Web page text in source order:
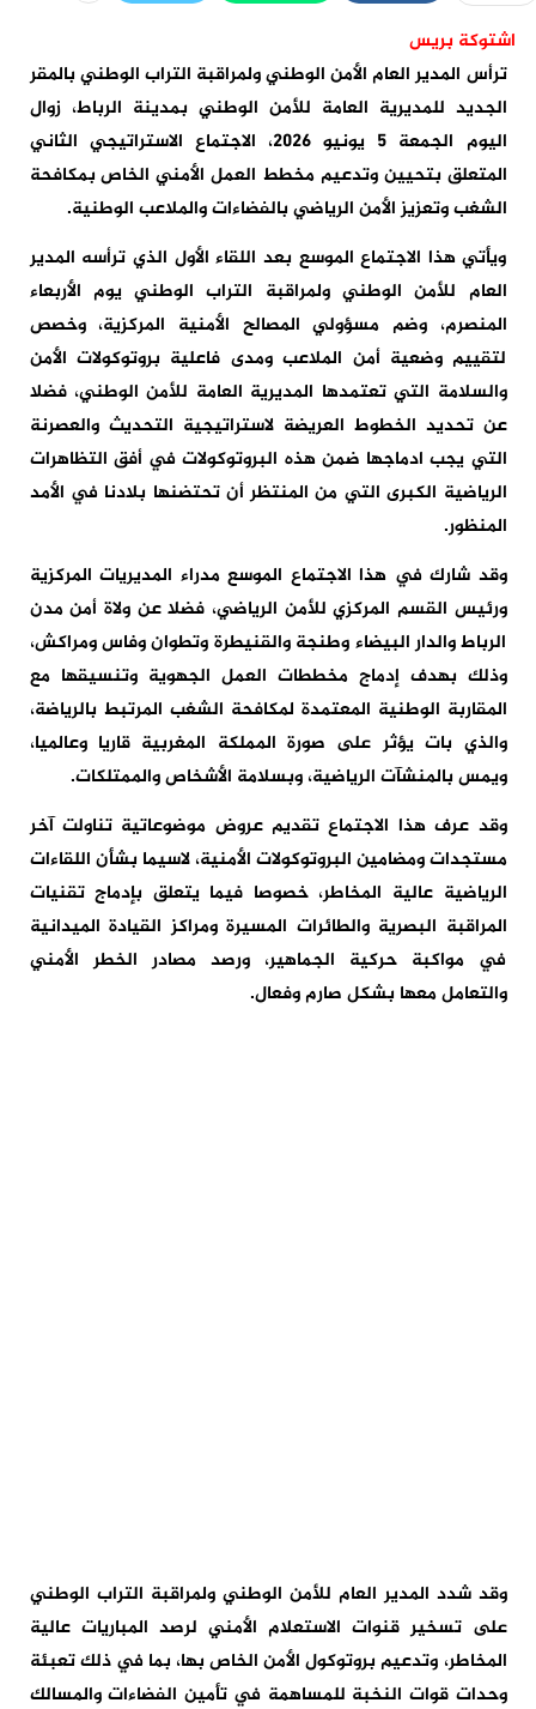
اشتوكة بريس
ترأس المدير العام الأمن الوطني ولمراقبة التراب الوطني بالمقر
الجديد للمديرية العامة للأمن الوطني بمدينة الرباط، زوال
اليوم الجمعة 5 يونيو 2026، الاجتماع الاستراتيجي الثاني
المتعلق بتحيين وتدعيم مخطط العمل الأمني الخاص بمكافحة
الشغب وتعزيز الأمن الرياضي بالفضاءات والملاعب الوطنية.
ويأتي هذا الاجتماع الموسع بعد اللقاء الأول الذي ترأسه المدير
العام للأمن الوطني ولمراقبة التراب الوطني يوم الأربعاء
المنصرم، وضم مسؤولي المصالح الأمنية المركزية، وخصص
لتقييم وضعية أمن الملاعب ومدى فاعلية بروتوكولات الأمن
والسلامة التي تعتمدها المديرية العامة للأمن الوطني، فضلا
عن تحديد الخطوط العريضة لاستراتيجية التحديث والعصرنة
التي يجب ادماجها ضمن هذه البروتوكولات في أفق التظاهرات
الرياضية الكبرى التي من المنتظر أن تحتضنها بلادنا في الأمد
المنظور.
وقد شارك في هذا الاجتماع الموسع مدراء المديريات المركزية
ورئيس القسم المركزي للأمن الرياضي، فضلا عن ولاة أمن مدن
الرباط والدار البيضاء وطنجة والقنيطرة وتطوان وفاس ومراكش،
وذلك بهدف إدماج مخططات العمل الجهوية وتنسيقها مع
المقاربة الوطنية المعتمدة لمكافحة الشغب المرتبط بالرياضة،
والذي بات يؤثر على صورة المملكة المغربية قاريا وعالميا،
ويمس بالمنشآت الرياضية، وبسلامة الأشخاص والممتلكات.
وقد عرف هذا الاجتماع تقديم عروض موضوعاتية تناولت آخر
مستجدات ومضامين البروتوكولات الأمنية، لاسيما بشأن اللقاءات
الرياضية عالية المخاطر، خصوصا فيما يتعلق بإدماج تقنيات
المراقبة البصرية والطائرات المسيرة ومراكز القيادة الميدانية
في مواكبة حركية الجماهير، ورصد مصادر الخطر الأمني
والتعامل معها بشكل صارم وفعال.
وقد شدد المدير العام للأمن الوطني ولمراقبة التراب الوطني
على تسخير قنوات الاستعلام الأمني لرصد المباريات عالية
المخاطر، وتدعيم بروتوكول الأمن الخاص بها، بما في ذلك تعبئة
وحدات قوات النخبة للمساهمة في تأمين الفضاءات والمسالك